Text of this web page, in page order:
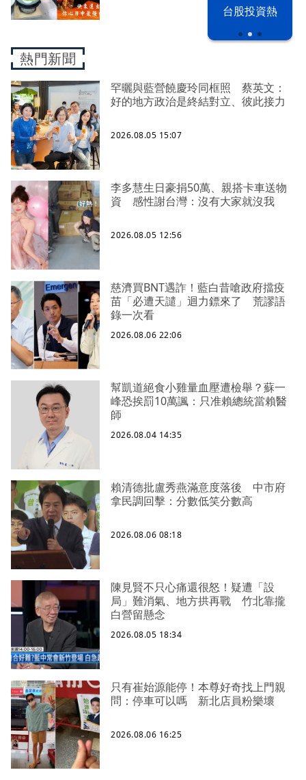
台股投資熱
熱門新聞
罕曬與藍營饒慶玲同框照 蔡英文：
好的地方政治是終結對立、彼此接力
2026.08.05 15:07
李多慧生日豪捐50萬、親搭卡車送物
資 感性謝台灣：沒有大家就沒我
2026.08.05 12:56
慈濟買BNT遇詐！藍白昔嗆政府擋疫
苗「必遭天譴」迴力鏢來了 荒謬語
錄一次看
2026.08.06 22:06
幫凱道絕食小雞量血壓遭檢舉？蘇一
峰恐挨罰10萬諷：只准賴總統當賴醫
師
2026.08.04 14:35
賴清德批盧秀燕滿意度落後 中市府
拿民調回擊：分數低笑分數高
2026.08.06 08:18
陳見賢不只心痛還很怒！疑遭「設
局」難消氣、地方拱再戰 竹北靠攏
白營留懸念
2026.08.05 18:34
只有崔始源能停！本尊好奇找上門親
問：停車可以嗎 新北店員粉樂壞
2026.08.06 16:25